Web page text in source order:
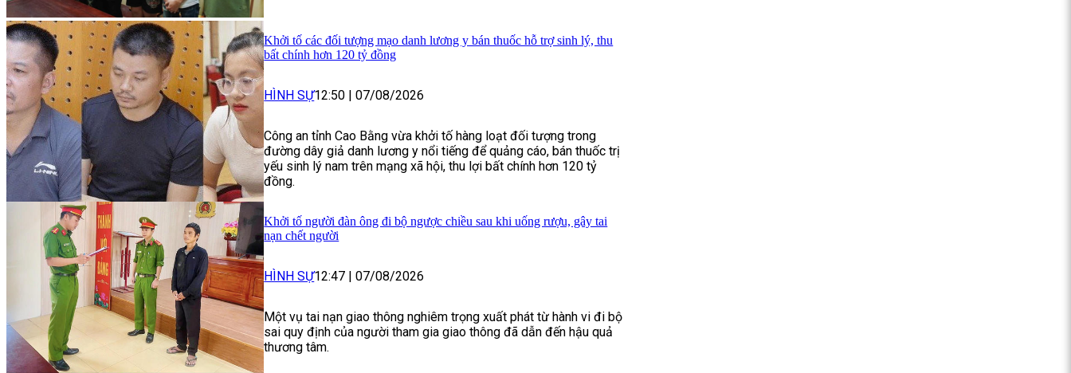
Khởi tố các đối tượng mạo danh lương y bán thuốc hỗ trợ sinh lý, thu
bất chính hơn 120 tỷ đồng
HÌNH SỰ12:50 07/08/2026
Công an tỉnh Cao Bằng vừa khởi tố hàng loạt đối tượng trong
đường dây giả danh lương y nổi tiếng để quảng cáo, bán thuốc trị
yếu sinh lý nam trên mạng xã hội, thu lợi bất chính hơn 120 tỷ
đồng.
Khởi tố người đàn ông đi bộ ngược chiều sau khi uống rượu, gây tai
nạn chết người
HÌNH SỰ12:47 07/08/2026
Một vụ tai nạn giao thông nghiêm trọng xuất phát từ hành vi đi bộ
sai quy định của người tham gia giao thông đã dẫn đến hậu quả
thương tâm.